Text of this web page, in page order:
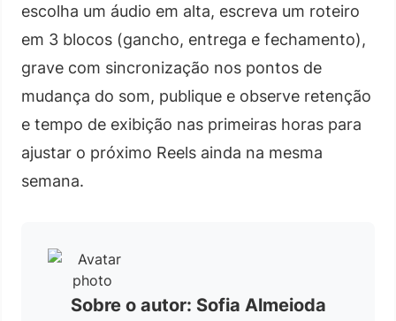
escolha um áudio em alta, escreva um roteiro
em 3 blocos (gancho, entrega e fechamento),
grave com sincronização nos pontos de
mudança do som, publique e observe retenção
e tempo de exibição nas primeiras horas para
ajustar o próximo Reels ainda na mesma
semana.
Sobre o autor: Sofia Almeioda